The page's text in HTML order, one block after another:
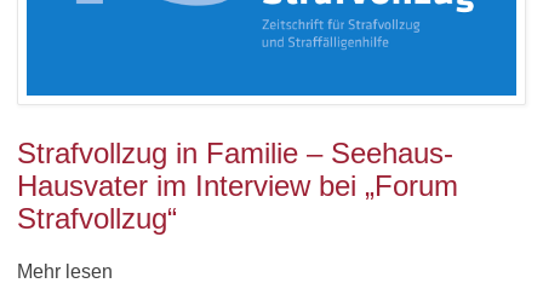
Strafvollzug in Familie – Seehaus-
Hausvater im Interview bei „Forum
Strafvollzug“
Mehr lesen